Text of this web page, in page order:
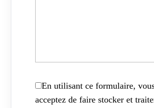
En utilisant ce formulaire,
acceptez de faire stocker et